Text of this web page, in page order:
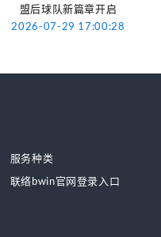
盟后球队新篇章开启
2026-07-29 17:00:28
服务种类
联络bwin官网登录入口